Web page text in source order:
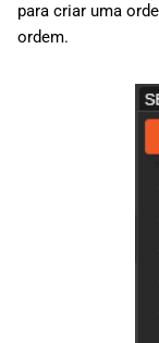
para criar uma
ordem.